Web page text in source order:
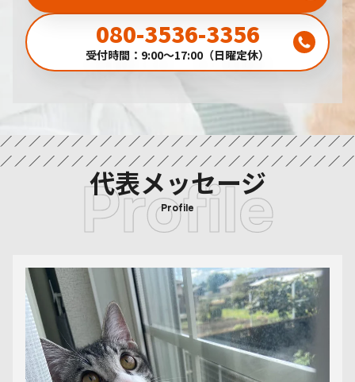
080-3536-3356
受付時間：9:00～17:00（日曜定休）
代表メッセージ
Profile
Profile